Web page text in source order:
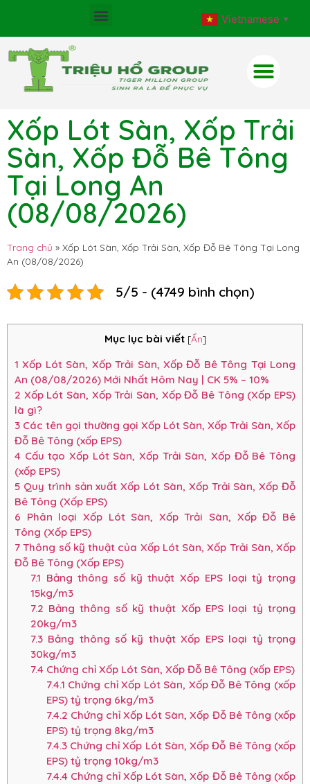
Vietnamese ▼
Xốp Lót Sàn, Xốp Trải
Sàn, Xốp Đỗ Bê Tông
Tại Long An
(08/08/2026)
Trang chủ » Xốp Lót Sàn, Xốp Trải Sàn, Xốp Đỗ Bê Tông Tại Long
An (08/08/2026)
5/5 - (4749 bình chọn)
Mục lục bài viết [Ẩn]
1 Xốp Lót Sàn, Xốp Trải Sàn, Xốp Đỗ Bê Tông Tại Long
An (08/08/2026) Mới Nhất Hôm Nay | CK 5% – 10%
2 Xốp Lót Sàn, Xốp Trải Sàn, Xốp Đỗ Bê Tông (Xốp EPS)
là gì?
3 Các tên gọi thường gọi Xốp Lót Sàn, Xốp Trải Sàn, Xốp
Đỗ Bê Tông (xốp EPS)
4 Cấu tạo Xốp Lót Sàn, Xốp Trải Sàn, Xốp Đỗ Bê Tông
(xốp EPS)
5 Quy trình sản xuất Xốp Lót Sàn, Xốp Trải Sàn, Xốp Đỗ
Bê Tông (Xốp EPS)
6 Phân loại Xốp Lót Sàn, Xốp Trải Sàn, Xốp Đỗ Bê
Tông (Xốp EPS)
7 Thông số kỹ thuật của Xốp Lót Sàn, Xốp Trải Sàn, Xốp
Đỗ Bê Tông (Xốp EPS)
7.1 Bảng thông số kỹ thuật Xốp EPS loại tỷ trọng
15kg/m3
7.2 Bảng thông số kỹ thuật Xốp EPS loại tỷ trọng
20kg/m3
7.3Bảng thông số kỹ thuật Xốp EPS loại tỷ trọng
30kg/m3
7.4 Chứng chỉ Xốp Lót Sàn, Xốp Đỗ Bê Tông (xốp EPS)
7.4.1 Chứng chỉ Xốp Lót Sàn, Xốp Đỗ Bê Tông (xốp
EPS) tỷ trọng 6kg/m3
7.4.2 Chứng chỉ Xốp Lót Sàn, Xốp Đỗ Bê Tông (xốp
EPS) tỷ trọng 8kg/m3
7.4.3Chứng chỉ Xốp Lót Sàn, Xốp Đỗ Bê Tông (xốp
EPS) tỷ trọng 10kg/m3
7.4.4 Chứng chỉ Xốp Lót Sàn, Xốp Đỗ Bê Tông (xốp